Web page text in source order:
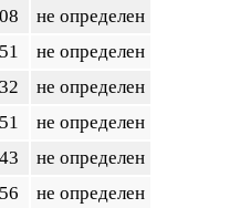
не определен
не определен
не определен
не определен
не определен
не определен